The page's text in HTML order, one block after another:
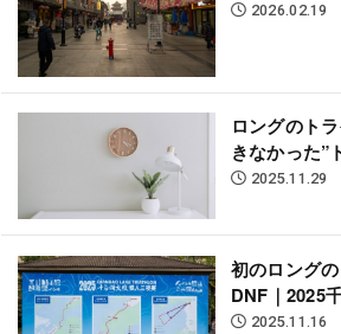
2026.02.19
ロングのト
きなかった”
2025.11.29
初のロング
DNF｜2025
2025.11.16